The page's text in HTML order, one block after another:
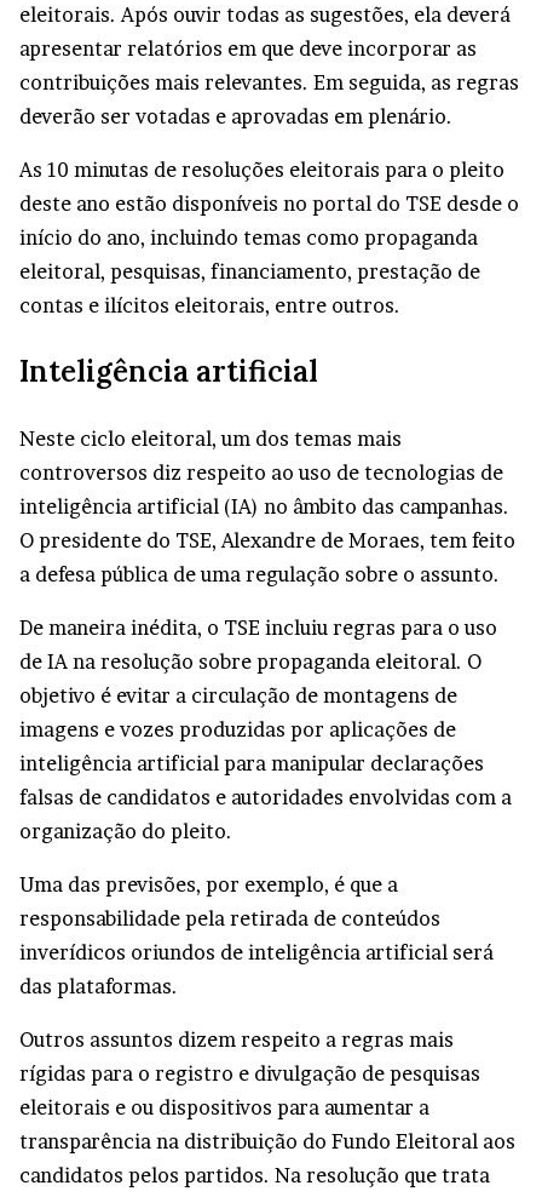
eleitorais. Após ouvir todas as sugestões, ela deverá
apresentar relatórios em que deve incorporar as
contribuições mais relevantes. Em seguida, as regras
deverão ser votadas e aprovadas em plenário.
As 10 minutas de resoluções eleitorais para o pleito
deste ano estão disponíveis no portal do TSE desde o
início do ano, incluindo temas como propaganda
eleitoral, pesquisas, financiamento, prestação de
contas e ilícitos eleitorais, entre outros.
Inteligência artificial
Neste ciclo eleitoral, um dos temas mais
controversos diz respeito ao uso de tecnologias de
inteligência artificial (IA) no âmbito das campanhas.
O presidente do TSE, Alexandre de Moraes, tem feito
a defesa pública de uma regulação sobre o assunto.
De maneira inédita, o TSE incluiu regras para o uso
de IA na resolução sobre propaganda eleitoral. O
objetivo é evitar a circulação de montagens de
imagens e vozes produzidas por aplicações de
inteligência artificial para manipular declarações
falsas de candidatos e autoridades envolvidas com a
organização do pleito.
Uma das previsões, por exemplo, é que a
responsabilidade pela retirada de conteúdos
inverídicos oriundos de inteligência artificial será
das plataformas.
Outros assuntos dizem respeito a regras mais
rígidas para o registro e divulgação de pesquisas
eleitorais e ou dispositivos para aumentar a
transparência na distribuição do Fundo Eleitoral aos
candidatos pelos partidos. Na resolução que trata